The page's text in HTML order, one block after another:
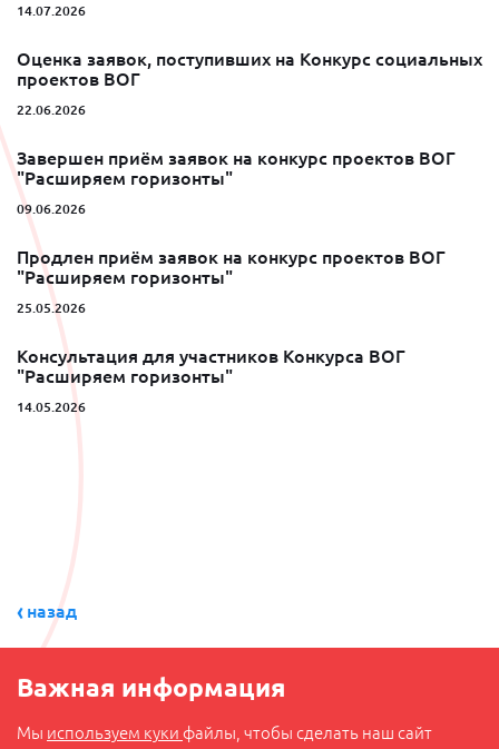
14.07.2026
Оценка заявок, поступивших на Конкурс социальных
проектов ВОГ
22.06.2026
Завершен приём заявок на конкурс проектов ВОГ
"Расширяем горизонты"
09.06.2026
Продлен приём заявок на конкурс проектов ВОГ
"Расширяем горизонты"
25.05.2026
Консультация для участников Конкурса ВОГ
"Расширяем горизонты"
14.05.2026
назад
Важная информация
Мы используем куки файлы, чтобы сделать наш сайт